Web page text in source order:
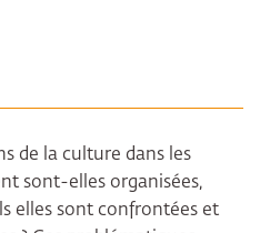
de la culture dans les
sont-elles organisées,
elles sont confrontées et